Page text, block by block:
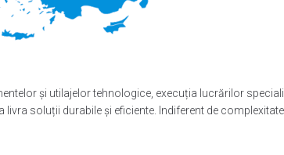
și utilajelor tehnologice, execuția lucrărilor
soluții durabile și eficiente. Indiferent de